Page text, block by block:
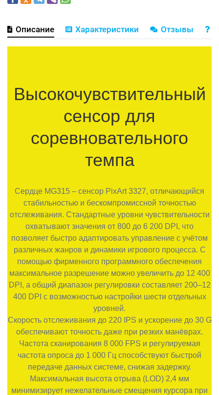
Описание Характеристики Отзывы
Высокочувствительный
сенсор для
соревновательного
темпа
Сердце MG315 – сенсор PixArt 3327, отличающийся
стабильностью и бескомпромиссной точностью
отслеживания. Стандартные уровни чувствительности
охватывают значения от 800 до 6 200 DPI, что
позволяет быстро адаптировать управление с учётом
различных жанров и динамики игрового процесса. С
помощью фирменного программного обеспечения
максимальное разрешение можно увеличить до 12 400
DPI, а общий диапазон регулировки составляет 200–12
400 DPI с возможностью настройки шести отдельных
уровней.
Скорость отслеживания до 220 IPS и ускорение до 30 G
обеспечивают точность даже при резких манёврах.
Частота сканирования 8 000 FPS и регулируемая
частота опроса до 1 000 Гц способствуют быстрой
передаче данных системе, снижая задержку.
Максимальная высота отрыва (LOD) 2,4 мм
минимизирует нежелательные смещения курсора при